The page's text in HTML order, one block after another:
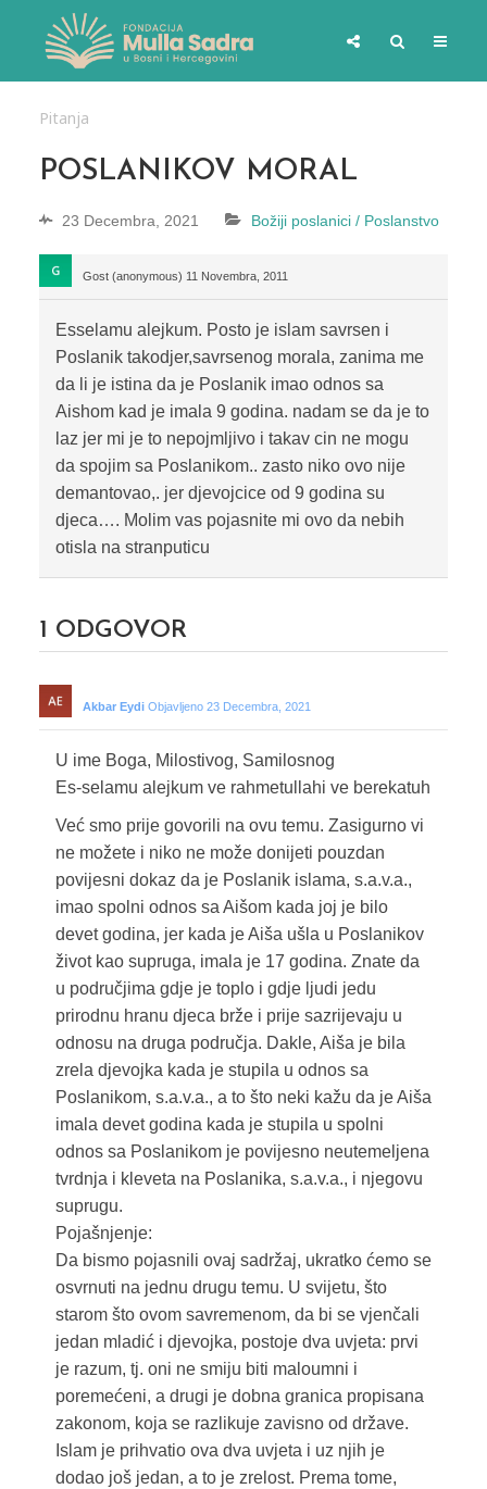
Pitanja
POSLANIKOV MORAL
23 Decembra, 2021 Božiji poslanici / Poslanstvo
Gost (anonymous) 11 Novembra, 2011
Esselamu alejkum. Posto je islam savrsen i
Poslanik takodjer,savrsenog morala, zanima me
da li je istina da je Poslanik imao odnos sa
Aishom kad je imala 9 godina. nadam se da je to
laz jer mi je to nepojmljivo i takav cin ne mogu
da spojim sa Poslanikom.. zasto niko ovo nije
demantovao,. jer djevojcice od 9 godina su
djeca…. Molim vas pojasnite mi ovo da nebih
otisla na stranputicu
1 ODGOVOR
Akbar Eydi Objavljeno 23 Decembra, 2021
U ime Boga, Milostivog, Samilosnog
Es-selamu alejkum ve rahmetullahi ve berekatuh
Već smo prije govorili na ovu temu. Zasigurno vi
ne možete i niko ne može donijeti pouzdan
povijesni dokaz da je Poslanik islama, s.a.v.a.,
imao spolni odnos sa Aišom kada joj je bilo
devet godina, jer kada je Aiša ušla u Poslanikov
život kao supruga, imala je 17 godina. Znate da
u područjima gdje je toplo i gdje ljudi jedu
prirodnu hranu djeca brže i prije sazrijevaju u
odnosu na druga područja. Dakle, Aiša je bila
zrela djevojka kada je stupila u odnos sa
Poslanikom, s.a.v.a., a to što neki kažu da je Aiša
imala devet godina kada je stupila u spolni
odnos sa Poslanikom je povijesno neutemeljena
tvrdnja i kleveta na Poslanika, s.a.v.a., i njegovu
suprugu.
Pojašnjenje:
Da bismo pojasnili ovaj sadržaj, ukratko ćemo se
osvrnuti na jednu drugu temu. U svijetu, što
starom što ovom savremenom, da bi se vjenčali
jedan mladić i djevojka, postoje dva uvjeta: prvi
je razum, tj. oni ne smiju biti maloumni i
poremećeni, a drugi je dobna granica propisana
zakonom, koja se razlikuje zavisno od države.
Islam je prihvatio ova dva uvjeta i uz njih je
dodao još jedan, a to je zrelost. Prema tome,